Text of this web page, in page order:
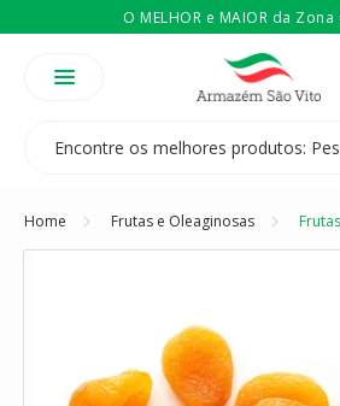
O MELHOR e MAIOR da
Temos 3 lojas físicas na Zona
É revendedor? EntãoCompre
Home Frutas e Oleaginosas Frutas